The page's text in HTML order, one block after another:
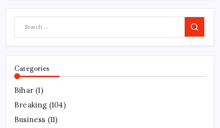
Search
Categories
Bihar (1)
Breaking (104)
Business (11)